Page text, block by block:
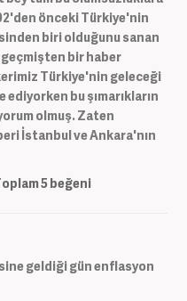
önceki Türkiye'nin
biri olduğunu sanan
bir haber
Türkiye'nin geleceği
bu şımarıkların
olmuş. Zaten
İstanbul ve Ankara'nın
5beğeni
geldiği gün enflasyon